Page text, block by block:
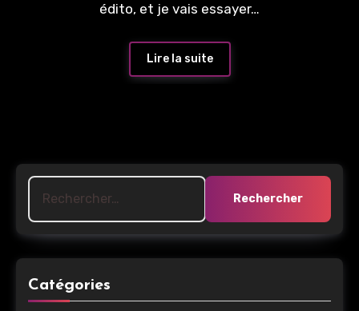
édito, et je vais essayer…
Lire la suite
Rechercher :
Catégories